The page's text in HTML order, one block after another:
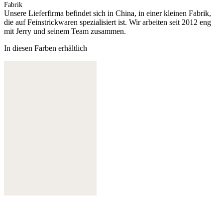
Fabrik
Unsere Lieferfirma befindet sich in China, in einer kleinen Fabrik,
die auf Feinstrickwaren spezialisiert ist. Wir arbeiten seit 2012 eng
mit Jerry und seinem Team zusammen.
In diesen Farben erhältlich